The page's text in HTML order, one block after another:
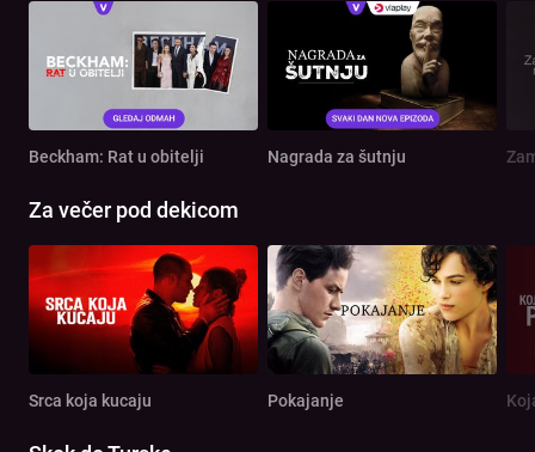
Beckham: Rat u obitelji Nagrada za šutnju
Za večer pod dekicom
Srca koja kucaju Pokajanje